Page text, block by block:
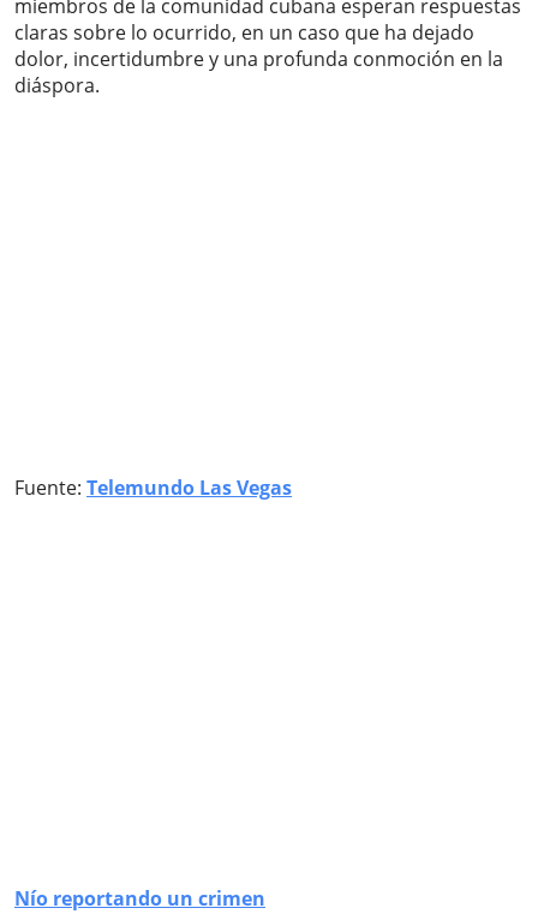
miembros de la comunidad cubana esperan respuestas
claras sobre lo ocurrido, en un caso que ha dejado
dolor, incertidumbre y una profunda conmoción en la
diáspora.
Fuente: Telemundo Las Vegas
Nío reportando un crimen